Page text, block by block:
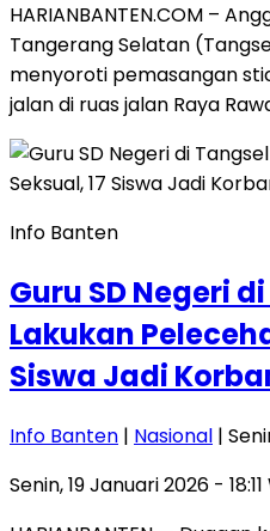
HARIANBANTEN.COM –
Tangerang Selatan
menyoroti pemasangan
jalan di ruas jalan Raya
Info Banten
Guru SD Negeri
Lakukan
Siswa Jadi
Info Banten | Nasional |
Senin, 19 Januari 2026 - 18:11